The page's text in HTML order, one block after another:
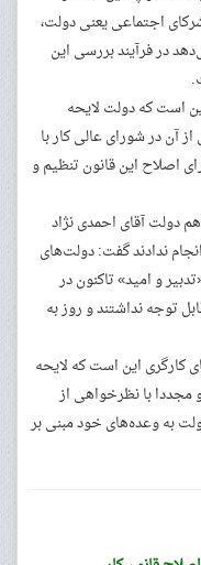
اجتماعی یعنی دولت،
در فرآیند بررسی این
است که دولت لایحه
آن در شورای عالی کار با
اصلاح این قانون تنظیم و
دولت آقای احمدی نژاد
ندادند گفت: دولت‌های
و امید» تاکنون در
توجه نداشتند و روز به
کارگری این است که لایحه
مجددا با نظرخواهی از
به وعده‌های خود مبنی بر